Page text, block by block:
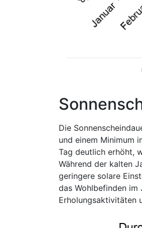
Die
und einem Minimum
Tag deutlich erhöht,
Während der kalten
geringere solare
das Wohlbefinden im
Erholungsaktivitäten